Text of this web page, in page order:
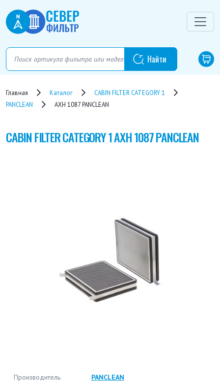
Главная Каталог
CABIN FILTER CATEGORY 1
PANCLEAN
AXH 1087 PANCLEAN
CABIN FILTER CATEGORY 1AXH 1087 PANCLEAN
Производитель PANCLEAN